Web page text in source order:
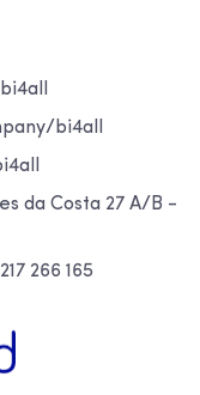
bi4all
da Costa 27 A/B -
266 165